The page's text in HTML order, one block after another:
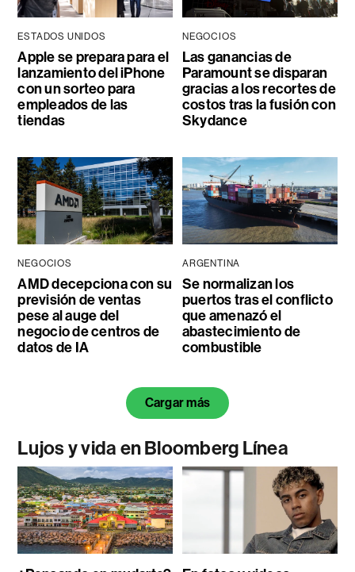
ESTADOS UNIDOS
Apple se prepara para el
lanzamiento del iPhone
con un sorteo para
empleados de las
tiendas
NEGOCIOS
Las ganancias de
Paramount se disparan
gracias a los recortes de
costos tras la fusión con
Skydance
NEGOCIOS
AMD decepciona con su
previsión de ventas
pese al auge del
negocio de centros de
datos de IA
ARGENTINA
Se normalizan los
puertos tras el conflicto
que amenazó el
abastecimiento de
combustible
Cargar más
Lujos y vida en Bloomberg Línea